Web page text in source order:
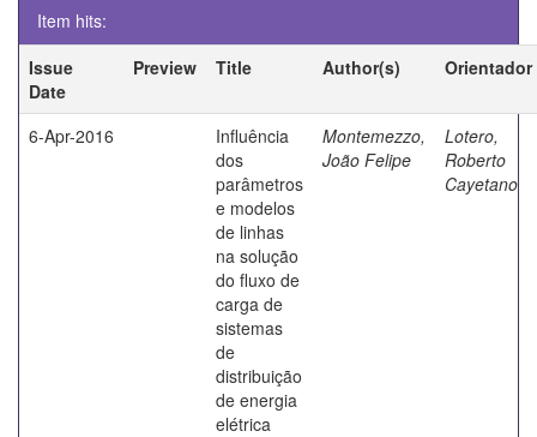
Item hits:
Issue
Date
Preview Title Author(s) Orientador
6-Apr-2016
Influência
dos
parâmetros
e modelos
de linhas
na solução
do fluxo de
carga de
sistemas
de
distribuição
de energia
elétrica
Montemezzo,
João Felipe
Lotero,
Roberto
Cayetano